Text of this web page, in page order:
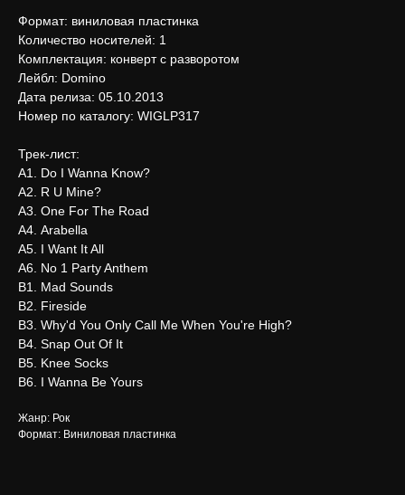
Формат: виниловая пластинка
Количество носителей: 1
Комплектация: конверт с разворотом
Лейбл: Domino
Дата релиза: 05.10.2013
Номер по каталогу: WIGLP317
Трек-лист:
А1. Do I Wanna Know?
А2. R U Mine?
А3. One For The Road
А4. Arabella
А5. I Want It All
А6. No 1 Party Anthem
В1. Mad Sounds
В2. Fireside
В3. Why'd You Only Call Me When You're High?
В4. Snap Out Of It
В5. Knee Socks
В6. I Wanna Be Yours
Жанр: Рок
Формат: Виниловая пластинка